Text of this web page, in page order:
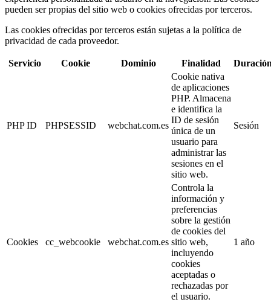
pueden ser propias del sitio web o cookies ofrecidas por terceros.
Las cookies ofrecidas por terceros están sujetas a la política de
privacidad de cada proveedor.
Servicio Cookie Dominio Finalidad
PHP ID PHPSESSID webchat.com.es
Cookie nativa
de aplicaciones
PHP. Almacena
e identifica la
ID de sesión
única de un
usuario para
administrar las
sesiones en el
sitio web.
Sesión
Cookies cc_webcookie webchat.com.es
Controla la
información y
preferencias
sobre la gestión
de cookies del
sitio web,
incluyendo
cookies
aceptadas o
rechazadas por
el usuario.
1 año